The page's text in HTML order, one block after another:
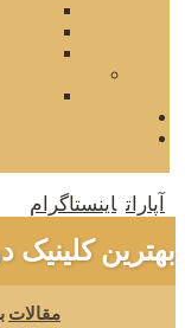
آپارات اینستاگرام
بهترین
مقالات